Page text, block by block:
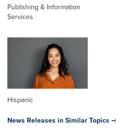
Publishing & Information
Services
Hispanic
News Releases in Similar Topics